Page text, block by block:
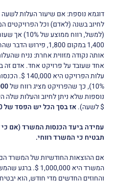
לחיוב בשנה (לאדם) וכל הפרויקטים
(למשל, רווח
1,400 במקום 1,800,
10%), כך שהפרויקט מציג רווח של
$
נוספות שלא ניתן לחיוב והעלות שלה
$ לשעה).אז בסך הכל יש הפסד של 26,000 $.
עמידה ביעד הכנסות המשרד (אם
תבטיח כי המשרד רווחי.
המשרד היא
והחוזים החדשים מדי חודש, הוא